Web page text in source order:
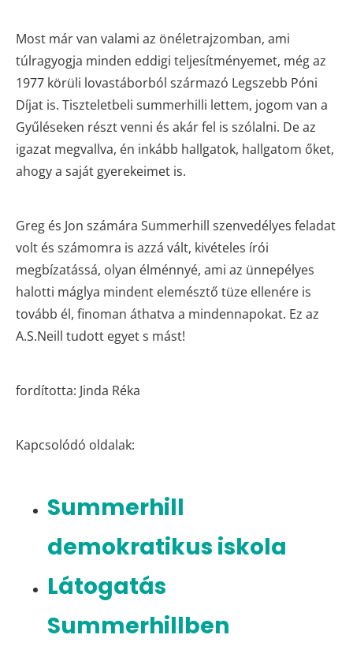
Most már van valami az önéletrajzomban, ami
túlragyogja minden eddigi teljesítményemet, még az
1977 körüli lovastáborból származó Legszebb Póni
Díjat is. Tiszteletbeli summerhilli lettem, jogom van a
Gyűléseken részt venni és akár fel is szólalni. De az
igazat megvallva, én inkább hallgatok, hallgatom őket,
ahogy a saját gyerekeimet is.
Greg és Jon számára Summerhill szenvedélyes feladat
volt és számomra is azzá vált, kivételes írói
megbízatássá, olyan élménnyé, ami az ünnepélyes
halotti máglya mindent elemésztő tüze ellenére is
tovább él, finoman áthatva a mindennapokat. Ez az
A.S.Neill tudott egyet s mást!
fordította: Jinda Réka
Kapcsolódó oldalak:
Summerhill
demokratikus iskola
Látogatás
Summerhillben